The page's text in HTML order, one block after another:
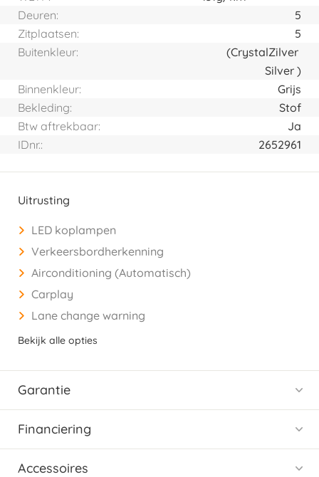
Deuren:
5
Zitplaatsen:
5
Buitenkleur:
Zilver
(Crystal
Silver )
Binnenkleur:
Grijs
Bekleding:
Stof
Btw aftrekbaar:
Ja
IDnr.:
2652961
Uitrusting
LED koplampen
Verkeersbordherkenning
Airconditioning (Automatisch)
Carplay
Lane change warning
Bekijk alle opties
Garantie
Financiering
Accessoires